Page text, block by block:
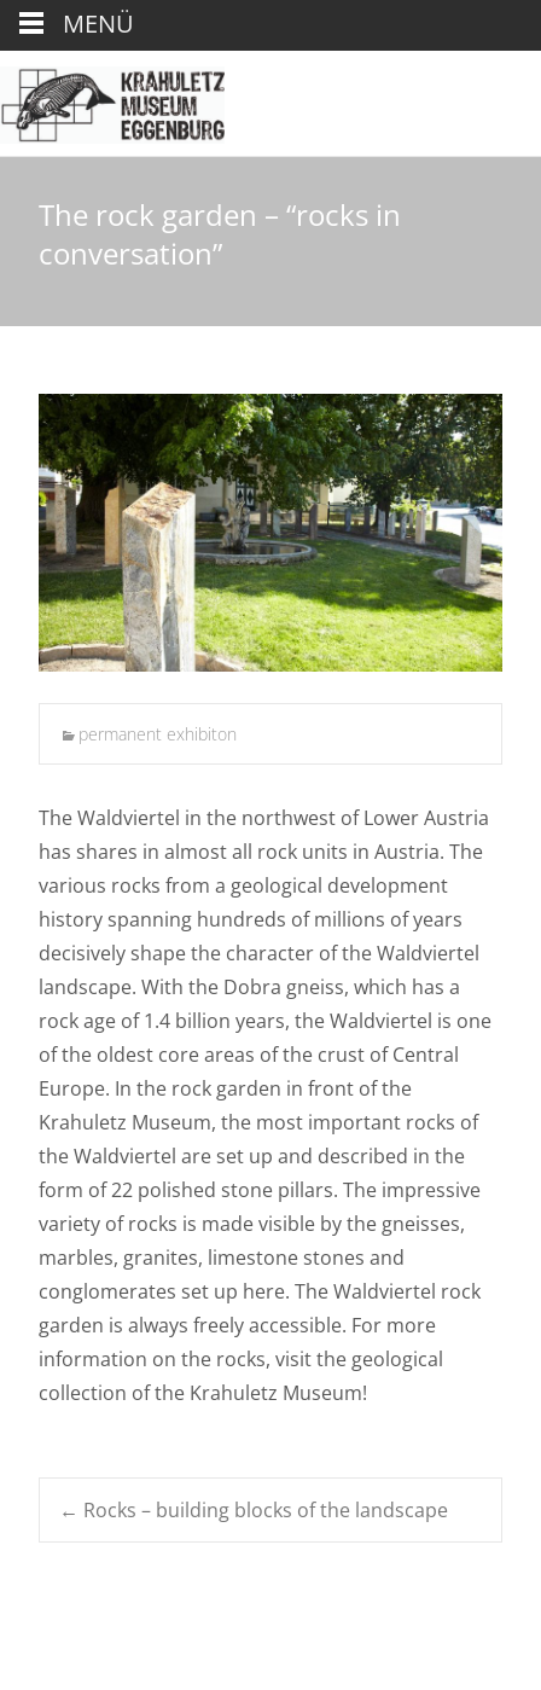
The rock garden – “rocks in
conversation”
permanent exhibiton
The Waldviertel in the northwest of Lower Austria
has shares in almost all rock units in Austria. The
various rocks from a geological development
history spanning hundreds of millions of years
decisively shape the character of the Waldviertel
landscape. With the Dobra gneiss, which has a
rock age of 1.4 billion years, the Waldviertel is one
of the oldest core areas of the crust of Central
Europe. In the rock garden in front of the
Krahuletz Museum, the most important rocks of
the Waldviertel are set up and described in the
form of 22 polished stone pillars. The impressive
variety of rocks is made visible by the gneisses,
marbles, granites, limestone stones and
conglomerates set up here. The Waldviertel rock
garden is always freely accessible. For more
information on the rocks, visit the geological
collection of the Krahuletz Museum!
Post
← Rocks – building blocks of the landscape
MENÜ